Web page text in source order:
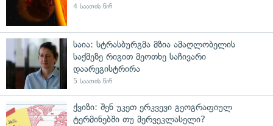
4 საათის წინ
საია: სტრასბურგმა მზია ამაღლობელის
საქმეზე რიგით მეოთხე საჩივარი
დაარეგისტრირა
5 საათის წინ
ქვიზი: შენ უკეთ ერკვევი გეოგრაფიულ
ტერმინებში თუ მერვეკლასელი?